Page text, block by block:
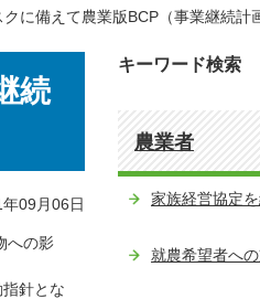
に備えて農業版BCP（事業継続計
続
09月06日
への影
針とな
キーワード検索
農業者
家族経営協定
就農希望者へ